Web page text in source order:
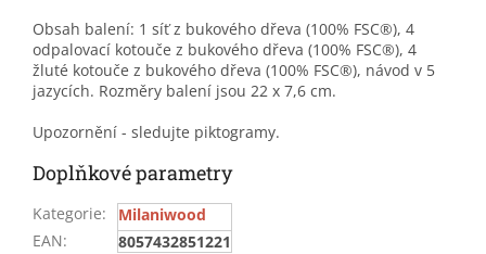
Obsah balení: 1 síť z bukového dřeva (100% FSC®), 4
odpalovací kotouče z bukového dřeva (100% FSC®), 4
žluté kotouče z bukového dřeva (100% FSC®), návod v 5
jazycích. Rozměry balení jsou 22 x 7,6 cm.
Upozornění - sledujte piktogramy.
Doplňkové parametry
Kategorie:
Milaniwood
EAN: 8057432851221